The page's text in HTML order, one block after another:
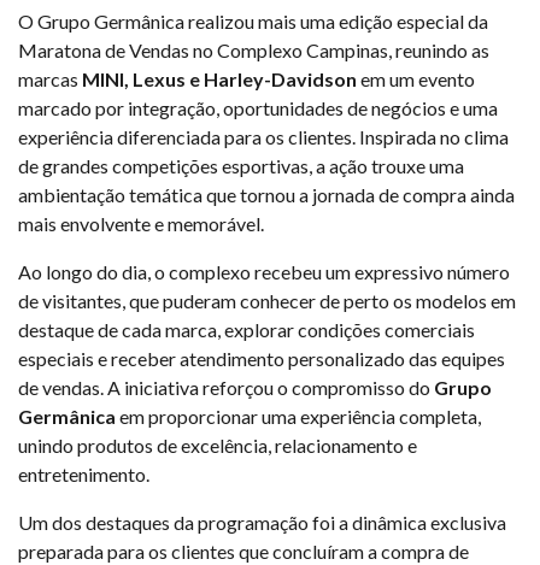
O Grupo Germânica realizou mais uma edição especial da
Maratona de Vendas no Complexo Campinas, reunindo as
marcas MINI, Lexus e Harley-Davidson em um evento
marcado por integração, oportunidades de negócios e uma
experiência diferenciada para os clientes. Inspirada no clima
de grandes competições esportivas, a ação trouxe uma
ambientação temática que tornou a jornada de compra ainda
mais envolvente e memorável.
Ao longo do dia, o complexo recebeu um expressivo número
de visitantes, que puderam conhecer de perto os modelos em
destaque de cada marca, explorar condições comerciais
especiais e receber atendimento personalizado das equipes
de vendas. A iniciativa reforçou o compromisso do Grupo
Germânica em proporcionar uma experiência completa,
unindo produtos de excelência, relacionamento e
entretenimento.
Um dos destaques da programação foi a dinâmica exclusiva
preparada para os clientes que concluíram a compra de